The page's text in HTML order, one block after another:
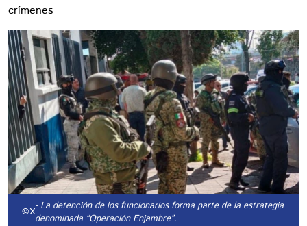
crímenes
©X- La detención de los funcionarios forma parte de la estrategia
denominada “Operación Enjambre”.